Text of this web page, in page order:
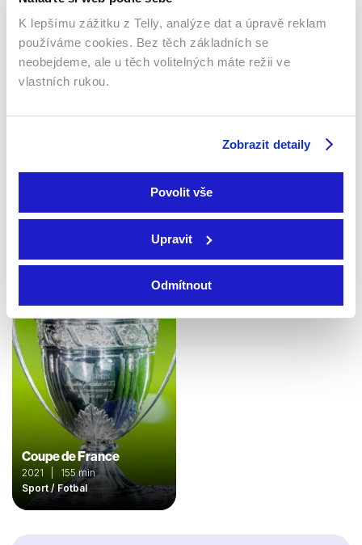
K lepšímu zážitku z Telly, analýze dat a úpravě reklam
používáme cookies. Bez těch základních se
neobejdeme, ale u těch volitelných máte režii ve
vlastních rukou.
Zobrazit detaily
Povolit vše
Upravit
Odmítnout
2025 | USA, Kanada, Mexiko
FA Cup
Velká Británie
Coupe de France
2021 | 155 min
Sport / Fotbal